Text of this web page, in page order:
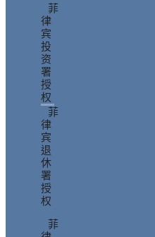
菲
律
宾
投
资
署
授
权
菲
律
宾
退
休
署
授
权
菲